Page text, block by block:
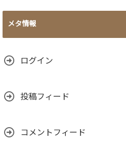
メタ情報
ログイン
投稿フィード
コメントフィード